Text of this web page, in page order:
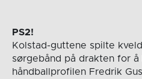
PS2!
Kolstad-guttene spilte
sørgebånd på drakten for å
håndballprofilen Fredrik